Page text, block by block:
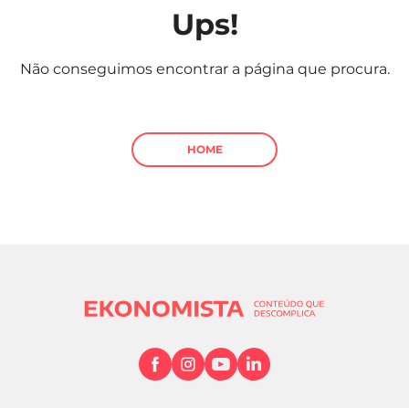
Sociedade
Negócios
Ups!
Não conseguimos encontrar a página que procura.
HOME